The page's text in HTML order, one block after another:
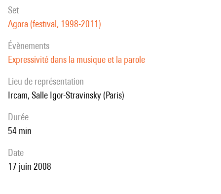
set
Agora (festival, 1998-2011)
évènements
Expressivité dans la musique et la parole
Lieu de représentation
Ircam, Salle Igor-Stravinsky (Paris)
durée
54 min
date
17 juin 2008